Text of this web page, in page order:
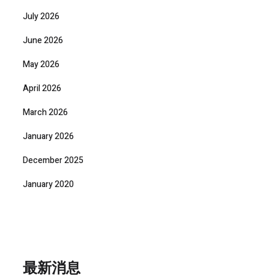
July 2026
June 2026
May 2026
April 2026
March 2026
January 2026
December 2025
January 2020
最新消息